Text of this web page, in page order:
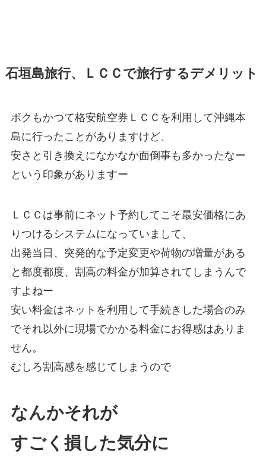
石垣島旅行、ＬＣＣで旅行するデメリット
ボクもかつて格安航空券ＬＣＣを利用して沖縄本
島に行ったことがありますけど、
安さと引き換えになかなか面倒事も多かったなー
という印象がありますー
ＬＣＣは事前にネット予約してこそ最安価格にあ
りつけるシステムになっていまして、
出発当日、突発的な予定変更や荷物の増量がある
と都度都度、割高の料金が加算されてしまうんで
すよねー
安い料金はネットを利用して手続きした場合のみ
でそれ以外に現場でかかる料金にお得感はありま
せん。
むしろ割高感を感じてしまうので
なんかそれが
すごく損した気分に